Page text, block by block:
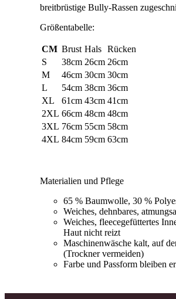
breitbrüstige Bully-Rassen
Größentabelle:
CM Brust Hals Rücken
S
38cm 26cm 26cm
M
46cm 30cm 30cm
L
54cm 38cm 36cm
XL
61cm 43cm 41cm
2XL 66cm 48cm 48cm
3XL 76cm 55cm 58cm
4XL 84cm 59cm 63cm
Materialien und Pflege
65 % Baumwolle, 30 %
Weiches, dehnbares,
Weiches, fleecegefüttertes
Haut nicht reizt
Maschinenwäsche kalt, auf
(Trockner vermeiden)
Farbe und Passform bleiben